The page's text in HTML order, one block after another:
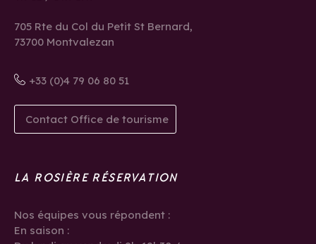
705 Rte du Col du Petit St Bernard,
73700 Montvalezan
+33 (0)4 79 06 80 51
Contact Office de tourisme
LA ROSIÈRE RÉSERVATION
Nos équipes vous répondent :
En saison :